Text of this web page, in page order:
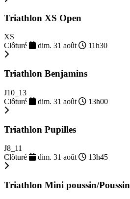
Triathlon XS Open
XS
Clôturé
dim. 31 août 11h30
Triathlon Benjamins
J10_13
Clôturé
dim. 31 août 13h00
Triathlon Pupilles
J8_11
Clôturé
dim. 31 août 13h45
Triathlon Mini poussin/Poussin